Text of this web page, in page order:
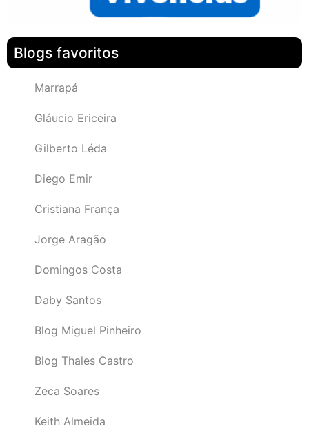
Blogs favoritos
Marrapá
Gláucio Ericeira
Gilberto Léda
Diego Emir
Cristiana França
Jorge Aragão
Domingos Costa
Daby Santos
Blog Miguel Pinheiro
Blog Thales Castro
Zeca Soares
Keith Almeida